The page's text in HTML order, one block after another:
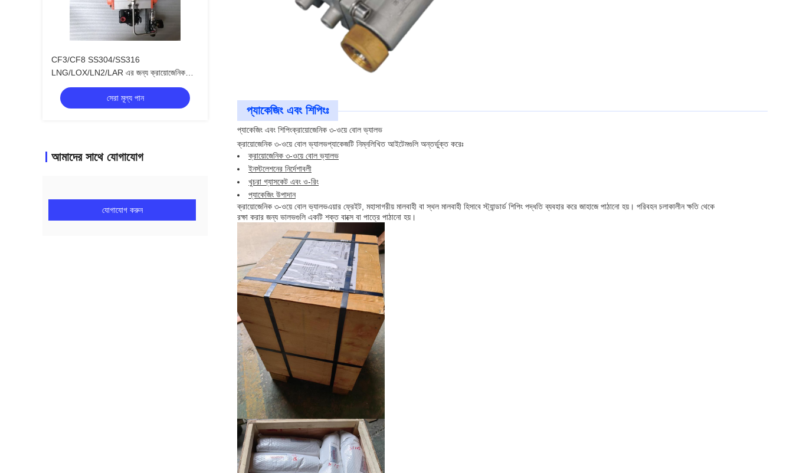
CF3/CF8 SS304/SS316
LNG/LOX/LN2/LAR এর জন্য ক্রায়োজেনিক
বায়ুসংক্রান্ত বল ভালভ
সেরা মূল্য পান
আমাদের সাথে যোগাযোগ
যোগাযোগ করুন
প্যাকেজিং এবং শিপিংঃ
প্যাকেজিং এবং শিপিংক্রায়োজেনিক ৩-ওয়ে বোল ভ্যালভ
ক্রায়োজেনিক ৩-ওয়ে বোল ভ্যালভপ্যাকেজটি নিম্নলিখিত আইটেমগুলি অন্তর্ভুক্ত করেঃ
ক্রায়োজেনিক ৩-ওয়ে বোল ভ্যালভ
ইনস্টলেশনের নির্দেশাবলী
খুচরা গ্যাসকেট এবং ও-রিং
প্যাকেজিং উপাদান
ক্রায়োজেনিক ৩-ওয়ে বোল ভ্যালভএয়ার ফ্রেইট, মহাসাগরীয় মালবাহী বা স্থল মালবাহী হিসাবে স্ট্যান্ডার্ড শিপিং পদ্ধতি ব্যবহার করে জাহাজে পাঠানো হয়। পরিবহন চলাকালীন ক্ষতি থেকে
রক্ষা করার জন্য ভালভগুলি একটি শক্ত বাক্সে বা পাত্রে পাঠানো হয়।